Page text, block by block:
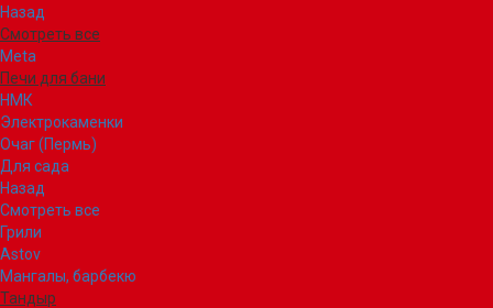
Назад
Смотреть все
Meta
Печи для бани
НМК
Электрокаменки
Очаг (Пермь)
Для сада
Назад
Смотреть все
Грили
Astov
Мангалы, барбекю
Тандыр